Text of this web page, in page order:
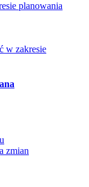
planowania
w zakresie
zmian